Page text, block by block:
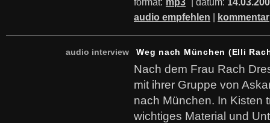
format: mp3 | datum:
audio empfehlen
kommentar
audio interview Weg nach München (Elli
Nach dem Frau Rach
mit ihrer Gruppe von
nach München. In Kisten
wichtiges Material und